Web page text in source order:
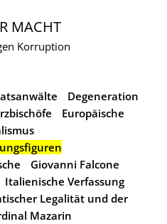
MACHT
Korruption
Degeneration
Europäische
Giovanni Falcone
Italienische Verfassung
Legalität und der
Mazarin